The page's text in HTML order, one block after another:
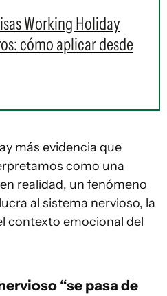
Working Holiday
cómo aplicar desde
más evidencia que
como una
realidad, un fenómeno
al sistema nervioso, la
contexto emocional del
“se pasa de